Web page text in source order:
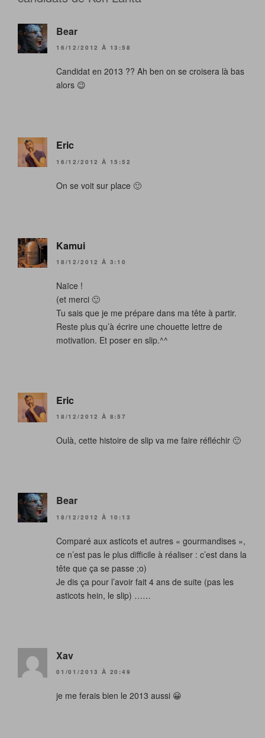
Bear
16/12/2012 À 13:58
Candidat en 2013 ?? Ah ben on se croisera là bas
alors 😉
Eric
16/12/2012 À 15:52
On se voit sur place 🙂
Kamui
18/12/2012 À 3:10
Naïce !
(et merci 🙂
Tu sais que je me prépare dans ma tête à partir.
Reste plus qu’à écrire une chouette lettre de
motivation. Et poser en slip.^^
Eric
18/12/2012 À 8:57
Oulà, cette histoire de slip va me faire réfléchir 🙂
Bear
18/12/2012 À 10:13
Comparé aux asticots et autres « gourmandises »,
ce n’est pas le plus difficile à réaliser : c’est dans la
tête que ça se passe ;o)
Je dis ça pour l’avoir fait 4 ans de suite (pas les
asticots hein, le slip) ……
Xav
01/01/2013 À 20:49
je me ferais bien le 2013 aussi 😀